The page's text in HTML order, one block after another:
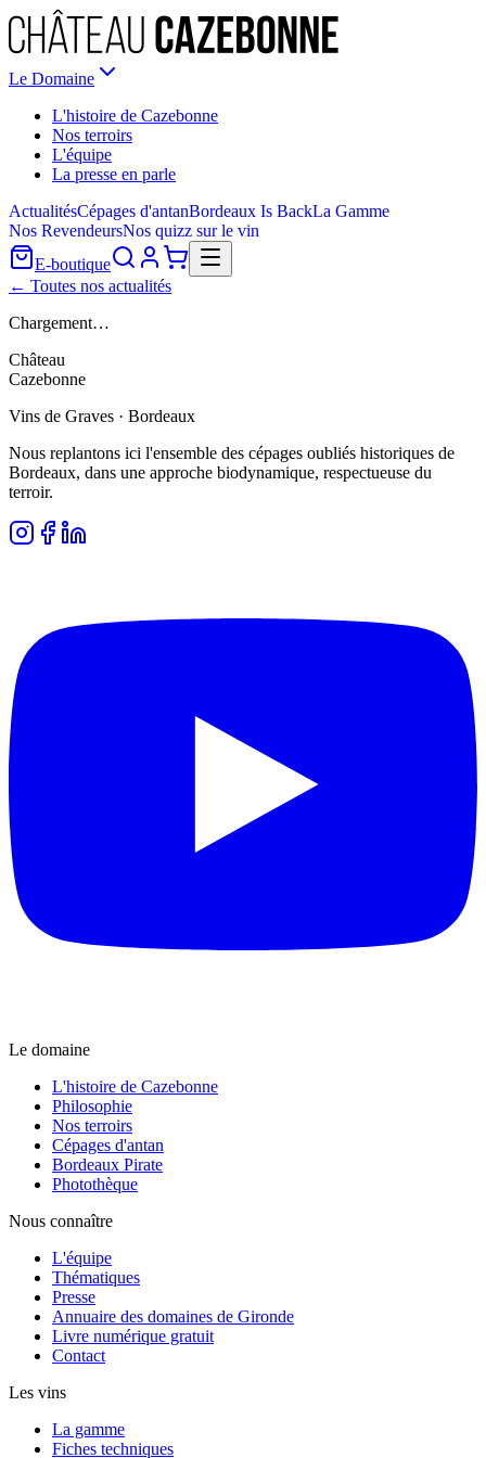
Le Domaine
L'histoire de Cazebonne
Nos terroirs
L'équipe
La presse en parle
ActualitésCépages d'antanBordeaux Is BackLa Gamme
Nos RevendeursNos quizz sur le vin
E-boutique
← Toutes nos actualités
Chargement…
Château
Cazebonne
Vins de Graves · Bordeaux
Nous replantons ici l'ensemble des cépages oubliés historiques de
Bordeaux, dans une approche biodynamique, respectueuse du
terroir.
Le domaine
L'histoire de Cazebonne
Philosophie
Nos terroirs
Cépages d'antan
Bordeaux Pirate
Photothèque
Nous connaître
L'équipe
Thématiques
Presse
Annuaire des domaines de Gironde
Livre numérique gratuit
Contact
Les vins
La gamme
Fiches techniques